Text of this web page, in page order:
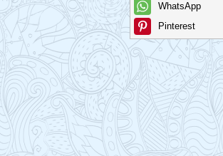
WhatsApp
Pinterest